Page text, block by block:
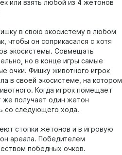
или взять любой из 4 жетонов
в свою экосистему в любом
чтобы он соприкасался с хотя
экосистемы. Совмещать
но в конце игры самые
очки. Фишку животного игрок
в своей экосистеме, на котором
Когда игрок помещает
же получает один жетон
со следующего хода.
стопки жетонов и в игровую
ареала. Победителем
победных очков.